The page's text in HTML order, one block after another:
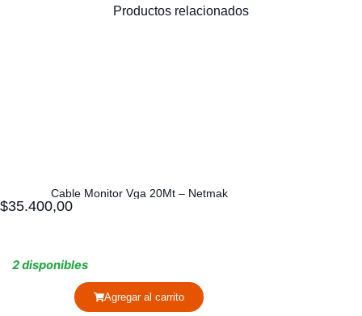
Productos relacionados
Cable Monitor Vga 20Mt – Netmak
$35.400,00
2 disponibles
Agregar al carrito